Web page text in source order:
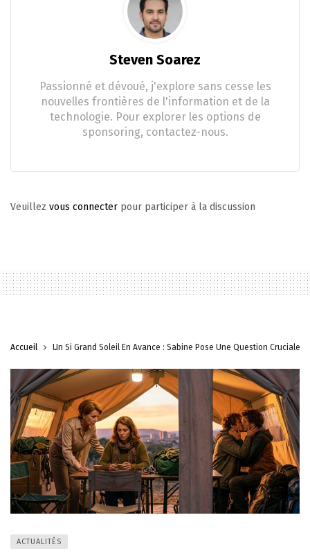
Steven Soarez
Passionné et dévoué, j'explore sans cesse les
nouvelles frontières de l'information et de la
technologie. Pour explorer les options de
sponsoring, contactez-nous.
Veuillez vous connecter pour participer à la discussion
Accueil Un Si Grand Soleil En Avance : Sabine Pose Une Question Cruciale
ACTUALITÉS